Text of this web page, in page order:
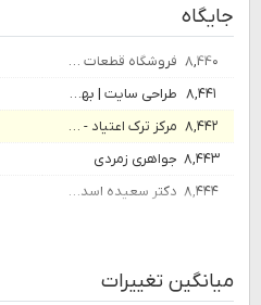
جایگاه
۸,۴۴۰ فروشگاه قطعات الکترونیک برنا الکترونیک | فروش قطعات الکترونیک
۸,۴۴۱
طراحی سایت | بهینه سازی سایت | طراحی وب سایت
۸,۴۴۲
مرکز ترک اعتیاد - کلینیک ترک اعتیاد و روانپزشکی دی
۸,۴۴۳ جواهری زمردی
۸,۴۴۴
دکتر سعیده اسدی متخصص زنان، زایمان و نازایی در شرق تهران
میانگین تغییرات